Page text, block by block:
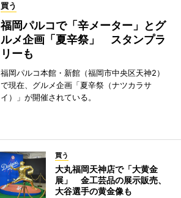
買う
福岡パルコで「辛メーター」とグ
ルメ企画「夏辛祭」 スタンプラ
リーも
福岡パルコ本館・新館（福岡市中央区天神2）
で現在、グルメ企画「夏辛祭（ナツカラサ
イ）」が開催されている。
買う
大丸福岡天神店で「大黄金
展」 金工芸品の展示販売、
大谷選手の黄金像も